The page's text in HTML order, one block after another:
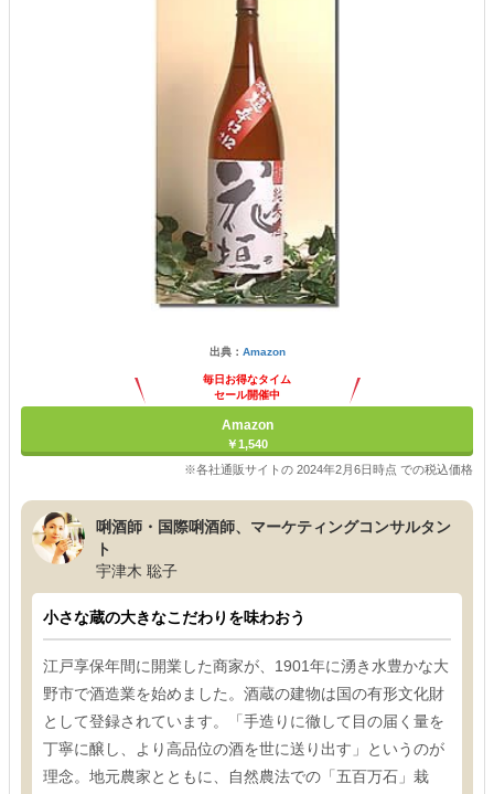
出典： Amazon
毎日お得なタイム
セール開催中
Amazon
￥1,540
※各社通販サイトの 2024年2月6日時点 での税込価格
唎酒師・国際唎酒師、マーケティングコンサルタン
ト
宇津木 聡子
小さな蔵の大きなこだわりを味わおう
江戸享保年間に開業した商家が、1901年に湧き水豊かな大
野市で酒造業を始めました。酒蔵の建物は国の有形文化財
として登録されています。「手造りに徹して目の届く量を
丁寧に醸し、より高品位の酒を世に送り出す」というのが
理念。地元農家とともに、自然農法での「五百万石」栽